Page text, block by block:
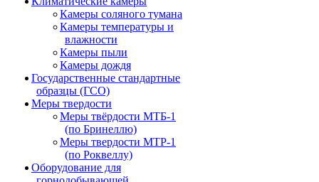
Камеры соляного тумана
Камеры температуры и
влажности
Камеры пыли
Камеры дождя
Государственные стандартные
образцы (ГСО)
Меры твердости
Меры твёрдости МТБ-1
(по Бринеллю)
Меры твердости МТР-1
(по Роквеллу)
Оборудование для